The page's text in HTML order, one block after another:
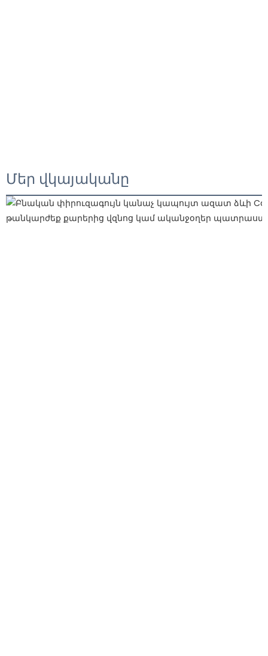
Մեր վկայականը